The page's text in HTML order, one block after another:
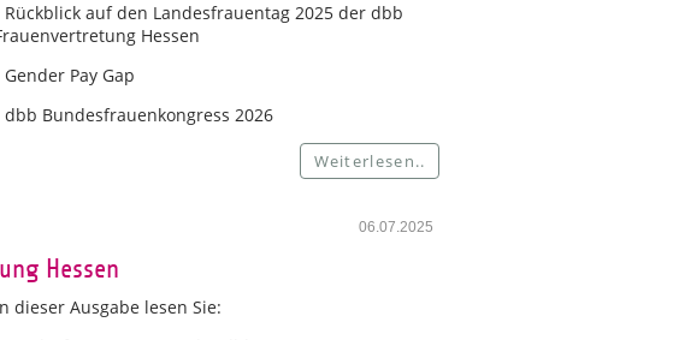
Rückblick auf den Landesfrauentag 2025 der dbb
Hessen
Gender Pay Gap
dbb Bundesfrauenkongress 2026
Weiterlesen..
06.07.2025
Hessen
dieser Ausgabe lesen Sie: